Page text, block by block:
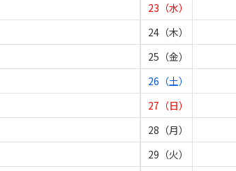
23（水）
24（木）
25（金）
26（土）
27（日）
28（月）
29（火）